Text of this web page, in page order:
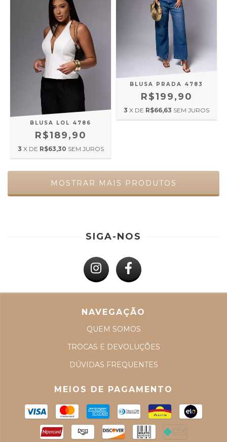
BLUSA LOL 4786
R$189,90
3 X DE R$63,30 SEM JUROS
BLUSA PRADA 4783
R$199,90
3 X DE R$66,63 SEM JUROS
MOSTRAR MAIS PRODUTOS
SIGA-NOS
NAVEGAÇÃO
QUEM SOMOS
TROCAS E DEVOLUÇÕES
DÚVIDAS FREQUENTES
MEIOS DE PAGAMENTO